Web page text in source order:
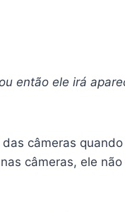
então ele irá
câmeras
câmeras, ele não